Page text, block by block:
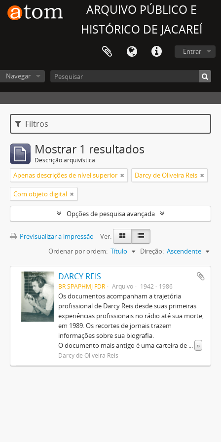
ARQUIVO PÚBLICO E
HISTÓRICO DE JACAREÍ
Entrar
Navegar
Filtros
Mostrar 1 resultados
Descrição arquivística
Apenas descrições de nível superior Darcy de Oliveira Reis
Com objeto digital
Opções de pesquisa avançada
Previsualizar a impressão
Ver:
Ordenar por ordem: Título Direção: Ascendente
DARCY REIS
BR SPAPHMJ FDR Arquivo 1942 - 1986
Os documentos acompanham a trajetória
profissional de Darcy Reis desde suas primeiras
experiências profissionais no rádio até sua morte,
em 1989. Os recortes de jornais trazem
informações sobre sua biografia.
O documento mais antigo é uma carteira de ... »
Darcy de Oliveira Reis